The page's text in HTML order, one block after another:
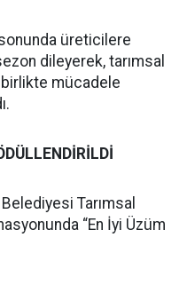
sonunda üreticilere
dileyerek, tarımsal
mücadele
Tarımsal
“En İyi Üzüm